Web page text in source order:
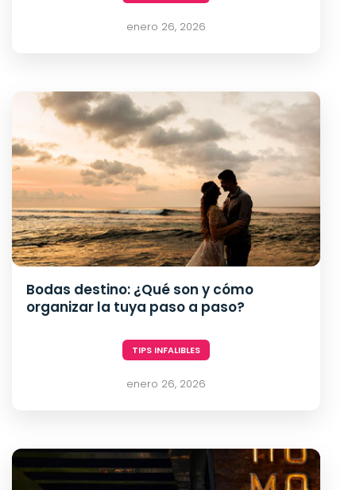
¿Qué
Deseas
Facturar?
enero 26, 2026
Bodas destino: ¿Qué son y cómo
organizar la tuya paso a paso?
TIPS INFALIBLES
enero 26, 2026